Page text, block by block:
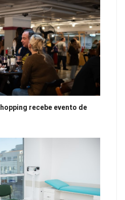
recebe evento de